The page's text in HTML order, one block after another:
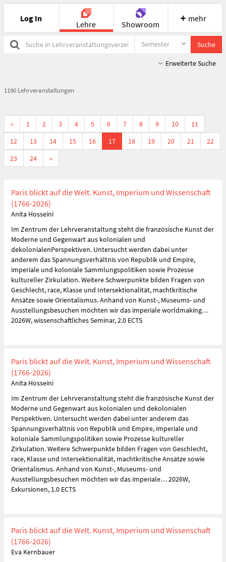
Log In
Lehre Showroom
Portfolio Chat
mehr
Suche
in
Suche
Erweiterte Suche
1190 Lehrveranstaltungen
« 1 2 3 4 5 6 7 8 9 10
11
12
13 14 15 16 17 18 19 20 21
22
23
24 »
Paris blickt auf die Welt. Kunst, Imperium und Wissenschaft
(1766-2026)
Anita Hosseini
Im Zentrum der Lehrveranstaltung steht die französische Kunst der
Moderne und Gegenwart aus kolonialen und
dekolonialenPerspektiven. Untersucht werden dabei unter
anderem das Spannungsverhältnis von Republik und Empire,
imperiale und koloniale Sammlungspolitiken sowie Prozesse
kultureller Zirkulation. Weitere Schwerpunkte bilden Fragen von
Geschlecht, race, Klasse und Intersektionalität, machtkritische
Ansätze sowie Orientalismus. Anhand von Kunst-, Museums- und
Ausstellungsbesuchen möchten wir das imperiale worldmaking…
2026W, wissenschaftliches Seminar, 2.0 ECTS
Paris blickt auf die Welt. Kunst, Imperium und Wissenschaft
(1766-2026)
Anita Hosseini
Im Zentrum der Lehrveranstaltung steht die französische Kunst der
Moderne und Gegenwart aus kolonialen und dekolonialen
Perspektiven. Untersucht werden dabei unter anderem das
Spannungsverhältnis von Republik und Empire, imperiale und
koloniale Sammlungspolitiken sowie Prozesse kultureller
Zirkulation. Weitere Schwerpunkte bilden Fragen von Geschlecht,
race, Klasse und Intersektionalität, machtkritische Ansätze sowie
Orientalismus. Anhand von Kunst-, Museums- und
Ausstellungsbesuchen möchten wir das imperiale… 2026W,
Exkursionen, 1.0 ECTS
Paris blickt auf die Welt. Kunst, Imperium und Wissenschaft
(1766-2026)
Eva Kernbauer